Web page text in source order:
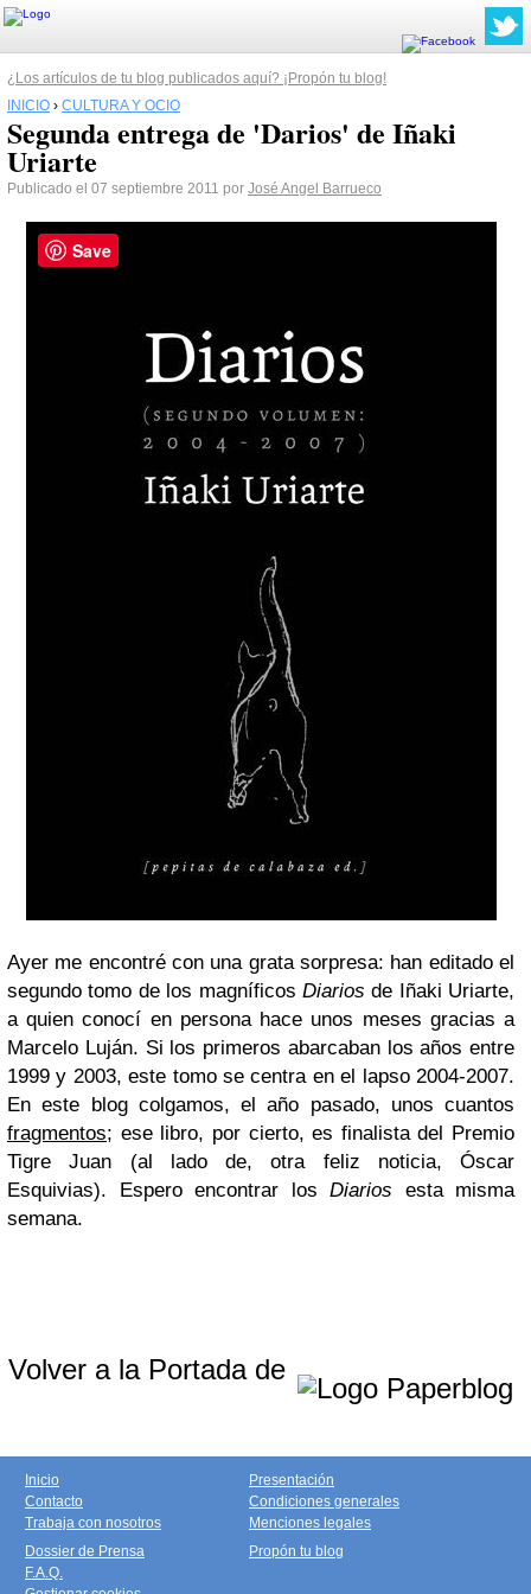
¿Los artículos de tu blog publicados aquí? ¡Propón tu blog!
INICIO › CULTURA Y OCIO
Segunda entrega de 'Darios' de Iñaki
Uriarte
Publicado el 07 septiembre 2011 por José Angel Barrueco
Ayer me encontré con una grata sorpresa: han editado el
segundo tomo de los magníficos Diarios de Iñaki Uriarte,
a quien conocí en persona hace unos meses gracias a
Marcelo Luján. Si los primeros abarcaban los años entre
1999 y 2003, este tomo se centra en el lapso 2004-2007.
En este blog colgamos, el año pasado, unos cuantos
fragmentos; ese libro, por cierto, es finalista del Premio
Tigre Juan (al lado de, otra feliz noticia, Óscar
Esquivias). Espero encontrar los Diarios esta misma
semana.
Volver a la Portada de
Inicio
Contacto
Trabaja con nosotros
Presentación
Condiciones generales
Menciones legales
Dossier de Prensa
F.A.Q.
Propón tu blog
Save